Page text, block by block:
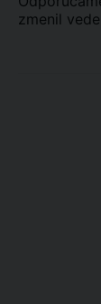
zmenil